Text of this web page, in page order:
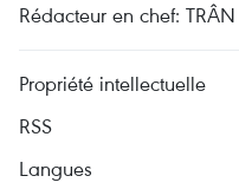
Rédacteur en chef:
Propriété intellectuelle
RSS
Langues